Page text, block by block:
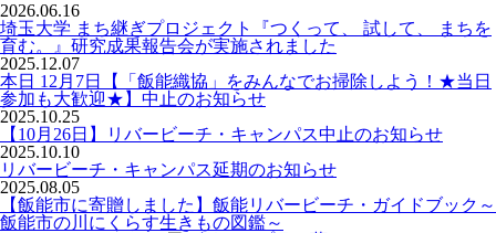
2026.06.16
埼玉大学 まち継ぎプロジェクト『つくって、 試して、 まちを
育む。』研究成果報告会が実施されました
2025.12.07
本日 12月7日【「飯能織協」をみんなでお掃除しよう！★当日
参加も大歓迎★】中止のお知らせ
2025.10.25
【10月26日】リバービーチ・キャンパス中止のお知らせ
2025.10.10
リバービーチ・キャンパス延期のお知らせ
2025.08.05
【飯能市に寄贈しました】飯能リバービーチ・ガイドブック～
飯能市の川にくらす生きもの図鑑～